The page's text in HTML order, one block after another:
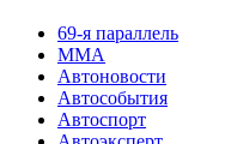
69-я параллель
MMA
Автоновости
Автособытия
Автоспорт